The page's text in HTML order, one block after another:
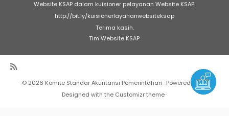
Website KSAP dalam kuisioner pelayanan Website KSAP.
http://bit.ly/kuisionerlayananwebsiteksap
Terima kasih.
Tim Website KSAP.
· © 2026 Komite Standar Akuntansi Pemerintahan · Powered by
·
Designed with the Customizr theme·